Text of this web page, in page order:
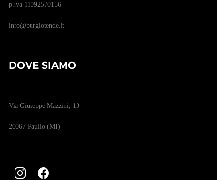
p.iva 11092570156
info@burgiotende.it
DOVE SIAMO
Via Giuseppe Mazzini, 13
20067 Paullo (MI)